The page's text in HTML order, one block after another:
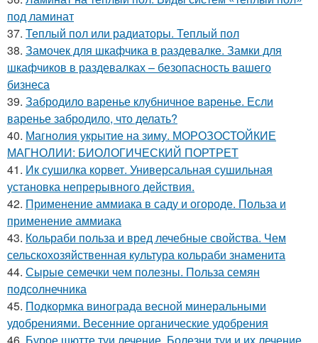
под ламинат
37. Теплый пол или радиаторы. Теплый пол
38. Замочек для шкафчика в раздевалке. Замки для
шкафчиков в раздевалках – безопасность вашего
бизнеса
39. Забродило варенье клубничное варенье. Если
варенье забродило, что делать?
40. Магнолия укрытие на зиму. МОРОЗОСТОЙКИЕ
МАГНОЛИИ: БИОЛОГИЧЕСКИЙ ПОРТРЕТ
41. Ик сушилка корвет. Универсальная сушильная
установка непрерывного действия.
42. Применение аммиака в саду и огороде. Польза и
применение аммиака
43. Кольраби польза и вред лечебные свойства. Чем
сельскохозяйственная культура кольраби знаменита
44. Сырые семечки чем полезны. Польза семян
подсолнечника
45. Подкормка винограда весной минеральными
удобрениями. Весенние органические удобрения